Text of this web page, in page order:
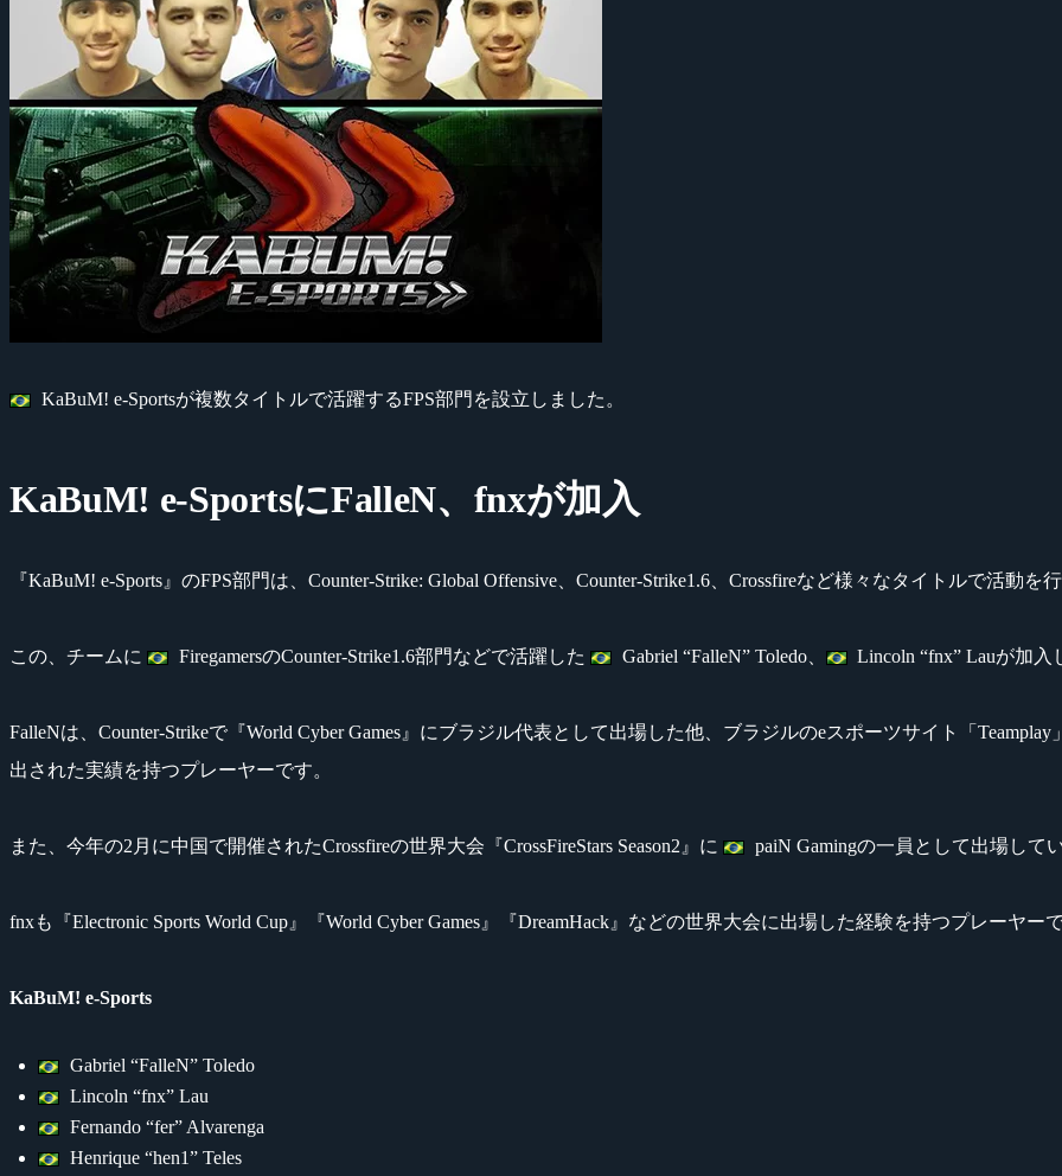
KaBuM! e-Sportsが複数タイトルで活躍するFPS部門を設立しました。
KaBuM! e-SportsにFalleN、fnxが加入
『KaBuM! e-Sports』のFPS部門は、Counter-Strike: Global Offensive、Counter-Strike1.6、Crossfireなど様々なタイトルで活動を
この、チームに FiregamersのCounter-Strike1.6部門などで活躍した Gabriel “FalleN” Toledo、 Lincoln “fnx” Lauが加入
FalleNは、Counter-Strikeで『World Cyber Games』にブラジル代表として出場した他、ブラジルのeスポーツサイト「
出された実績を持つプレーヤーです。
また、今年の2月に中国で開催されたCrossfireの世界大会『CrossFireStars Season2』に paiN Gamingの一員として出場して
fnxも『Electronic Sports World Cup』『World Cyber Games』『DreamHack』などの世界大会に出場した経験を持つプレーヤーで
KaBuM! e-Sports
Gabriel “FalleN” Toledo
Lincoln “fnx” Lau
Fernando “fer” Alvarenga
Henrique “hen1” Teles